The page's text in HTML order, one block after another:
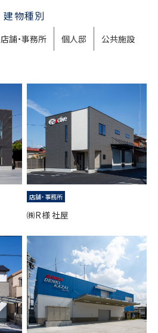
建物種別
店舗・事務所 個人邸 公共施設
店舗・事務所
㈱R様 社屋